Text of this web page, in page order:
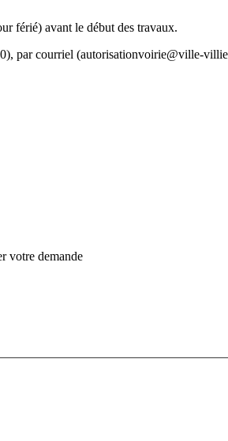
férié) avant le début des travaux.
par courriel (autorisationvoirie@ville-
votre demande